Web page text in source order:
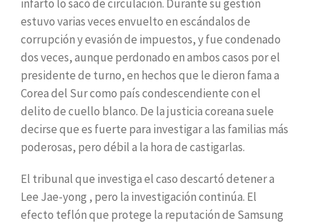
infarto lo sacó de circulación. Durante su gestión
estuvo varias veces envuelto en escándalos de
corrupción y evasión de impuestos, y fue condenado
dos veces, aunque perdonado en ambos casos por el
presidente de turno, en hechos que le dieron fama a
Corea del Sur como país condescendiente con el
delito de cuello blanco. De la justicia coreana suele
decirse que es fuerte para investigar a las familias más
poderosas, pero débil a la hora de castigarlas.
El tribunal que investiga el caso descartó detener a
Lee Jae-yong , pero la investigación continúa. El
efecto teflón que protege la reputación de Samsung